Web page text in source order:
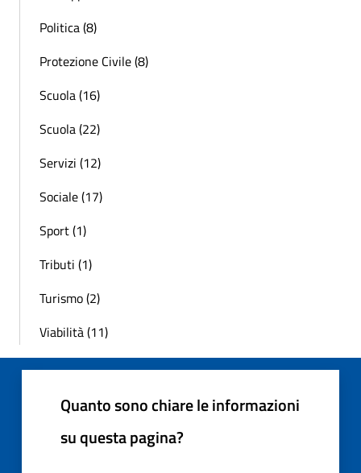
Politica (8)
Protezione Civile (8)
Scuola (16)
Scuola (22)
Servizi (12)
Sociale (17)
Sport (1)
Tributi (1)
Turismo (2)
Viabilità (11)
Quanto sono chiare le informazioni
su questa pagina?